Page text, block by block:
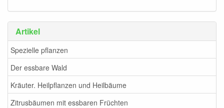
Artikel
Spezielle pflanzen
Der essbare Wald
Kräuter. Heilpflanzen und Heilbäume
Zitrusbäumen mit essbaren Früchten